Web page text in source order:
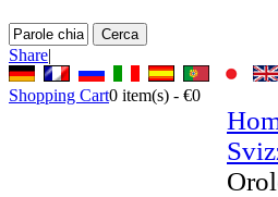
Share|
Shopping Cart0 item(s) - €0